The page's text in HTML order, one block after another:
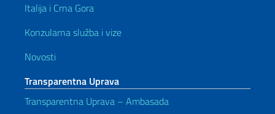
Italija i Crna Gora
Konzularna služba i vize
Novosti
Transparentna Uprava
Transparentna Uprava – Ambasada